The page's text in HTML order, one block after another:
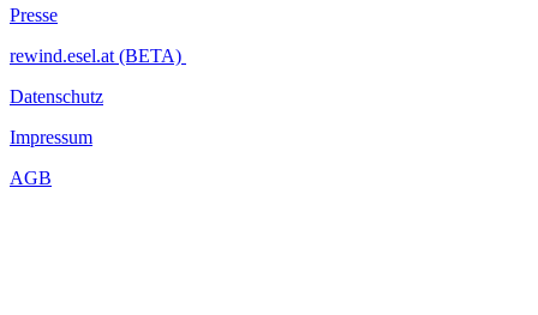
Presse
rewind.esel.at (BETA)
Datenschutz
Impressum
AGB